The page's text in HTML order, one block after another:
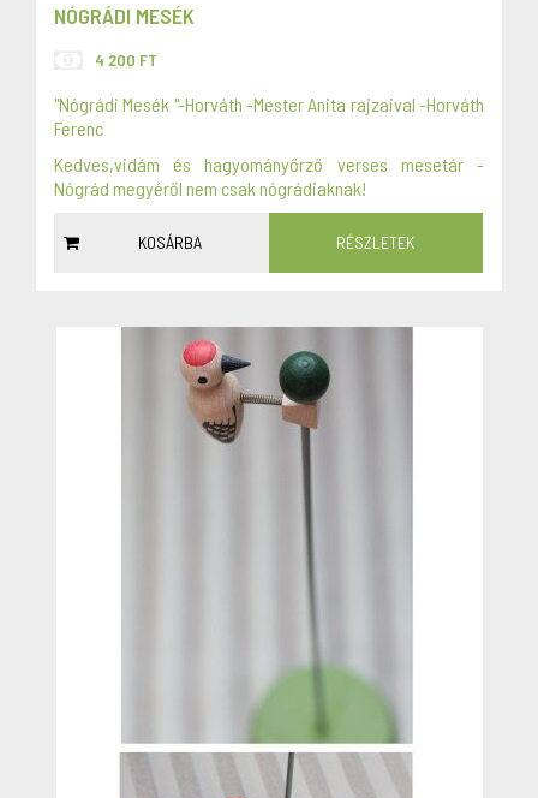
NÓGRÁDI MESÉK
4 200 FT
"Nógrádi Mesék "-Horváth -Mester Anita rajzaival -Horváth
Ferenc
Kedves,vidám és hagyományőrző verses mesetár -
Nógrád megyéről nem csak nógrádiaknak!
KOSÁRBA RÉSZLETEK